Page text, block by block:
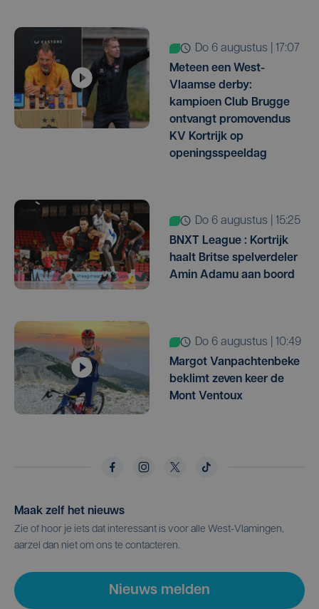
do 6 augustus | 17:07
Meteen een West-
Vlaamse derby:
kampioen Club Brugge
ontvangt promovendus
KV Kortrijk op
openingsspeeldag
do 6 augustus | 15:25
BNXT League : Kortrijk
haalt Britse spelverdeler
Amin Adamu aan boord
do 6 augustus | 10:49
Margot Vanpachtenbeke
beklimt zeven keer de
Mont Ventoux
Maak zelf het nieuws
Zie of hoor je iets dat interessant is voor alle West-Vlamingen,
aarzel dan niet om ons te contacteren.
Nieuws melden